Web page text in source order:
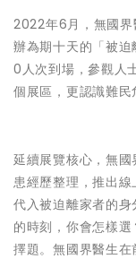
2022年6月，無國界
辦為期十天的「被
0人次到場，參觀人
個展區，更認識難民
延續展覽核心，無
患經歷整理，推出
代入被迫離家者的
的時刻，你會怎樣
擇題。無國界醫生